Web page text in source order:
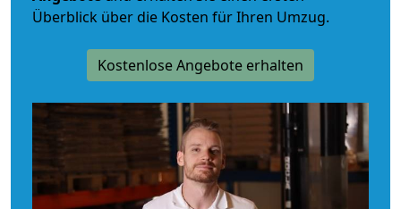
Überblick über die Kosten für Ihren Umzug.
Kostenlose Angebote erhalten